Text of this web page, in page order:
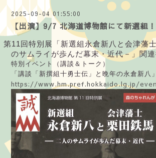
2025-09-04 01:55:00
【出演】9/7 北海道博物館にて新選組！
第11回特別展「新選組永倉新八と会津藩
のサムライが歩んだ幕末・近代－」関
特別イベント（講談＆トーク）
「講談「新撰組十勇士伝」と晩年の永倉新八」
https://www.hm.pref.hokkaido.lg.jp/